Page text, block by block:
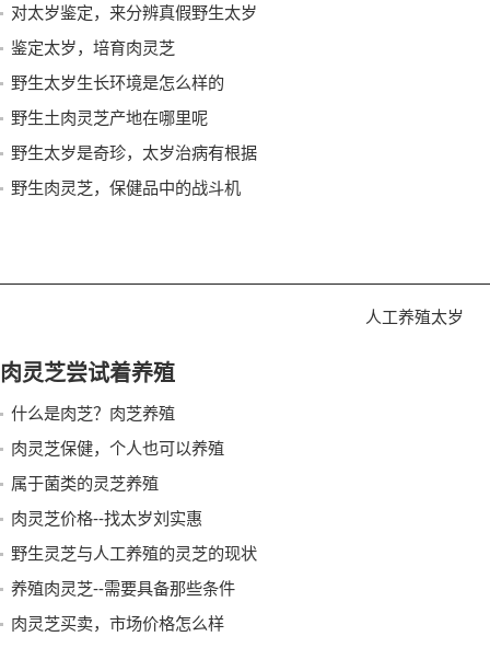
对太岁鉴定，来分辨真假野生太岁
鉴定太岁，培育肉灵芝
野生太岁生长环境是怎么样的
野生土肉灵芝产地在哪里呢
野生太岁是奇珍，太岁治病有根据
野生肉灵芝，保健品中的战斗机
人工养殖太岁
肉灵芝尝试着养殖
什么是肉芝？肉芝养殖
肉灵芝保健，个人也可以养殖
属于菌类的灵芝养殖
肉灵芝价格--找太岁刘实惠
野生灵芝与人工养殖的灵芝的现状
养殖肉灵芝--需要具备那些条件
肉灵芝买卖，市场价格怎么样